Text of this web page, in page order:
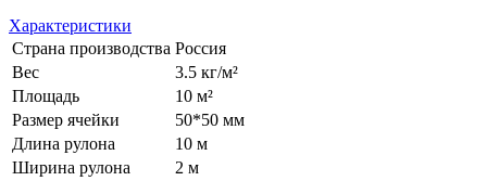
Характеристики
Страна производства Россия
Вес
3.5 кг/м²
Площадь
10 м²
Размер ячейки
50*50 мм
Длина рулона
10 м
Ширина рулона
2 м